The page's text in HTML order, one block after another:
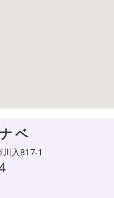
ベ
入817-1